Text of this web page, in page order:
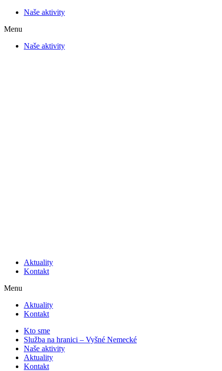
Naše aktivity
Menu
Naše aktivity
Aktuality
Kontakt
Menu
Aktuality
Kontakt
Kto sme
Služba na hranici – Vyšné Nemecké
Naše aktivity
Aktuality
Kontakt